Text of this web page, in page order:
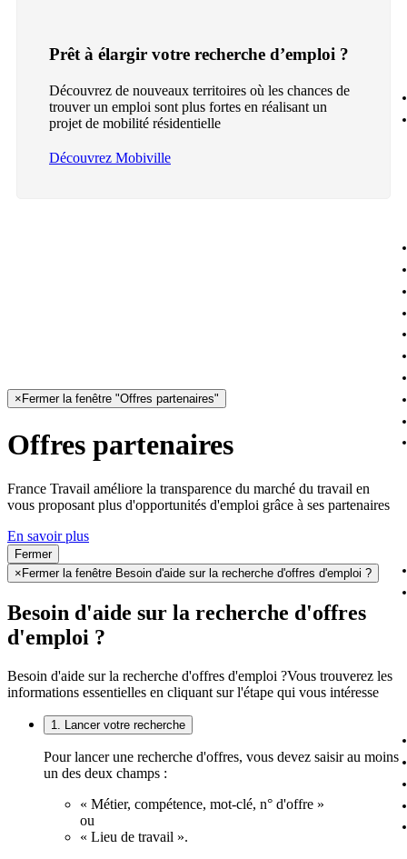
Prêt à élargir votre recherche d’emploi ?
Découvrez de nouveaux territoires où les chances de
trouver un emploi sont plus fortes en réalisant un
projet de mobilité résidentielle
Découvrez Mobiville
× Fermer la fenêtre "Offres partenaires"
Offres partenaires
France Travail améliore la transparence du marché du travail en
vous proposant plus d'opportunités d'emploi grâce à ses partenaires
En savoir plus
Fermer
× Fermer la fenêtre Besoin d'aide sur la recherche d'offres d'emploi ?
Besoin d'aide sur la recherche d'offres
d'emploi ?
Besoin d'aide sur la recherche d'offres d'emploi ?Vous trouverez les
informations essentielles en cliquant sur l'étape qui vous intéresse
1. Lancer votre recherche
Pour lancer une recherche d'offres, vous devez saisir au moins
un des deux champs :
« Métier, compétence, mot-clé, n° d'offre »
ou
« Lieu de travail ».